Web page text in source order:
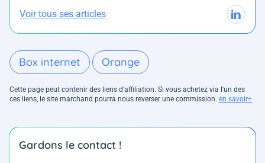
Voir tous ses articles
Box internet Orange
Cette page peut contenir des liens d’affiliation. Si vous achetez via l'un des
ces liens, le site marchand pourra nous reverser une commission. en savoir+
Gardons le contact !